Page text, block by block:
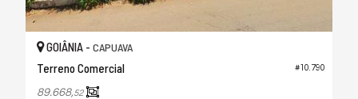
#10.790
GOIÂNIA - CAPUAVA
Terreno Comercial
89.668,52